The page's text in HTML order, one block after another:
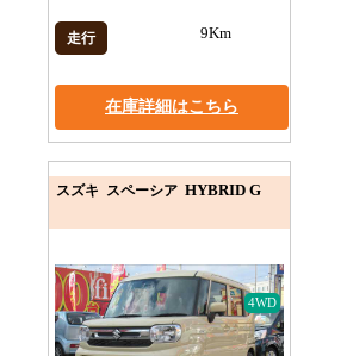
走行 9Km
在庫詳細はこちら
スズキ スペーシア HYBRID G
4WD